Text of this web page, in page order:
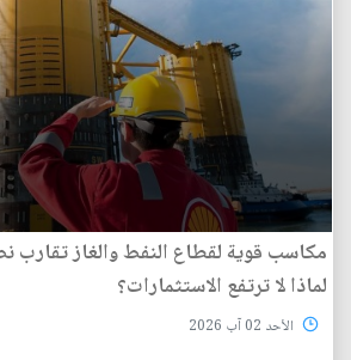
مكاسب قوية لقطاع النفط والغاز تقارب
لماذا لا ترتفع الاستثمارات؟
الأحد 02 آب 2026